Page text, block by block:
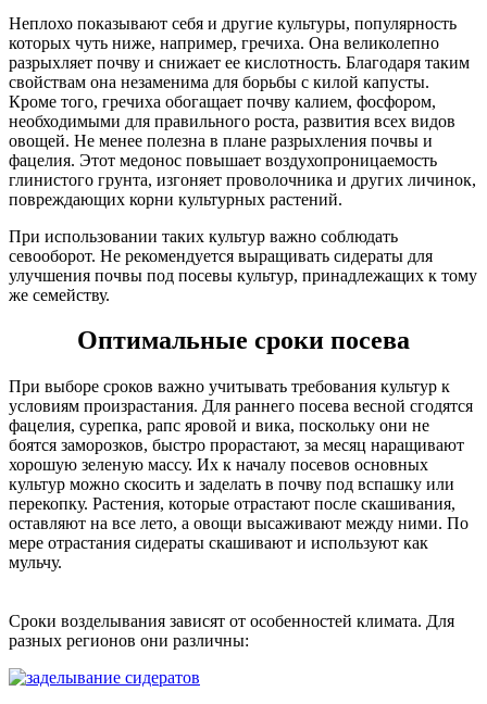
Неплохо показывают себя и другие культуры, популярность
которых чуть ниже, например, гречиха. Она великолепно
разрыхляет почву и снижает ее кислотность. Благодаря таким
свойствам она незаменима для борьбы с килой капусты.
Кроме того, гречиха обогащает почву калием, фосфором,
необходимыми для правильного роста, развития всех видов
овощей. Не менее полезна в плане разрыхления почвы и
фацелия. Этот медонос повышает воздухопроницаемость
глинистого грунта, изгоняет проволочника и других личинок,
повреждающих корни культурных растений.
При использовании таких культур важно соблюдать
севооборот. Не рекомендуется выращивать сидераты для
улучшения почвы под посевы культур, принадлежащих к тому
же семейству.
Оптимальные сроки посева
При выборе сроков важно учитывать требования культур к
условиям произрастания. Для раннего посева весной сгодятся
фацелия, сурепка, рапс яровой и вика, поскольку они не
боятся заморозков, быстро прорастают, за месяц наращивают
хорошую зеленую массу. Их к началу посевов основных
культур можно скосить и заделать в почву под вспашку или
перекопку. Растения, которые отрастают после скашивания,
оставляют на все лето, а овощи высаживают между ними. По
мере отрастания сидераты скашивают и используют как
мульчу.
Сроки возделывания зависят от особенностей климата. Для
разных регионов они различны: